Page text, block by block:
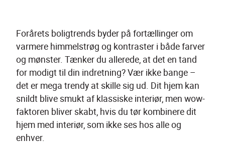
Forårets boligtrends byder på fortællinger om
varmere himmelstrøg og kontraster i både farver
og mønster. Tænker du allerede, at det en tand
for modigt til din indretning? Vær ikke bange –
det er mega trendy at skille sig ud. Dit hjem kan
snildt blive smukt af klassiske interiør, men wow-
faktoren bliver skabt, hvis du tør kombinere dit
hjem med interiør, som ikke ses hos alle og
enhver.